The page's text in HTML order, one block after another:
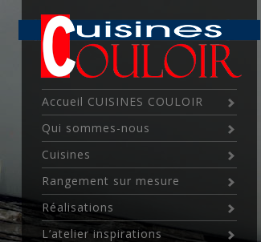
Accueil CUISINES COULOIR
Qui sommes-nous
Cuisines
Rangement sur mesure
Réalisations
L’atelier inspirations